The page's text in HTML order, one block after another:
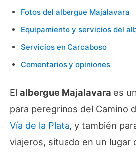
Fotos del albergue Majalavara
Equipamiento y servicios del
Servicios en Carcaboso
Comentarios y opiniones
El albergue Majalavara es
para peregrinos del Camino
Vía de la Plata, y también
viajeros, situado en un lugar